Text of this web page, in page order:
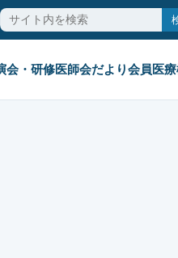
会・研修医師会だより会員医